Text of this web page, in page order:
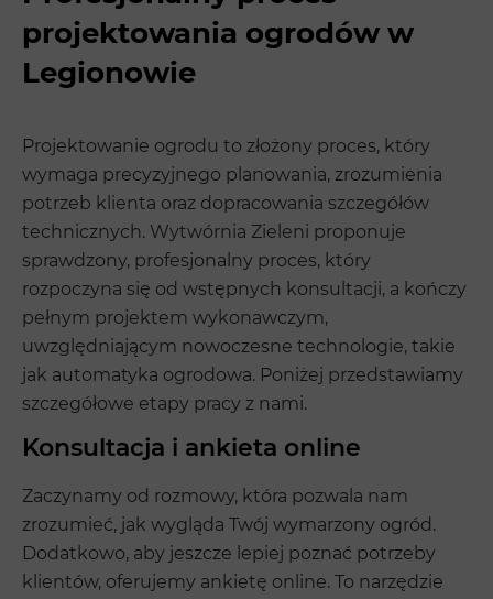
projektowania ogrodów w
Legionowie
Projektowanie ogrodu to złożony proces, który
wymaga precyzyjnego planowania, zrozumienia
potrzeb klienta oraz dopracowania szczegółów
technicznych. Wytwórnia Zieleni proponuje
sprawdzony, profesjonalny proces, który
rozpoczyna się od wstępnych konsultacji, a kończy
pełnym projektem wykonawczym,
uwzględniającym nowoczesne technologie, takie
jak automatyka ogrodowa. Poniżej przedstawiamy
szczegółowe etapy pracy z nami.
Konsultacja i ankieta online
Zaczynamy od rozmowy, która pozwala nam
zrozumieć, jak wygląda Twój wymarzony ogród.
Dodatkowo, aby jeszcze lepiej poznać potrzeby
klientów, oferujemy ankietę online. To narzędzie